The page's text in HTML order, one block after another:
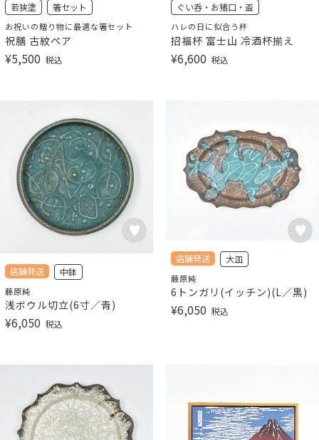
若狭塗 箸セット
お祝いの贈り物に最適な箸セット
祝膳 古紋ペア
¥5,500 税込
ぐい呑・お猪口・盃
ハレの日に似合う杯
招福杯 富士山 冷酒杯揃え
¥6,600 税込
店舗発送 中鉢
藤原純
浅ボウル切立(6寸／青)
¥6,050 税込
店舗発送 大皿
藤原純
6トンガリ(イッチン)(L／黒)
¥6,050 税込